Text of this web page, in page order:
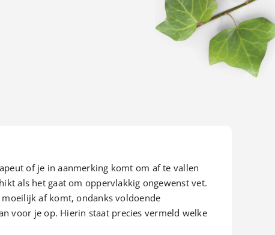
of je in aanmerking komt om af te vallen
als het gaat om oppervlakkig ongewenst vet.
af komt, ondanks voldoende
voor je op. Hierin staat precies vermeld welke